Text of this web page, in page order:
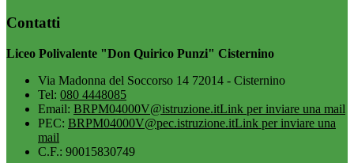
Contatti
Liceo Polivalente "Don Quirico Punzi" Cisternino
Via Madonna del Soccorso 14 72014 - Cisternino
Tel: 080 4448085
Email: BRPM04000V@istruzione.itLink per inviare una mail
PEC: BRPM04000V@pec.istruzione.itLink per inviare una
mail
C.F.: 90015830749